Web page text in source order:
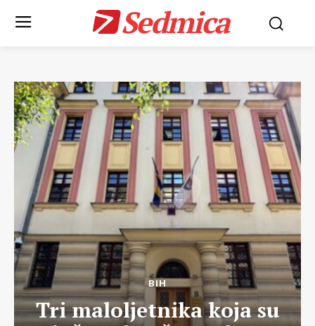
Sedmica
BIH
Tri maloljetnika koja su